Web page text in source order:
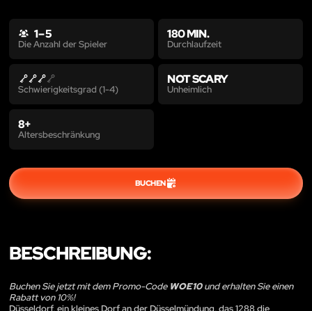
1 – 5
Die Anzahl der Spieler
180 MIN.
Durchlaufzeit
Schwierigkeitsgrad (1-4)
NOT SCARY
Unheimlich
8+
Altersbeschränkung
BUCHEN
BESCHREIBUNG:
Buchen Sie jetzt mit dem Promo-Code WOE10und erhalten Sie einen
Rabatt von 10%!
Düsseldorf, ein kleines Dorf an der Düsselmündung, das 1288 die